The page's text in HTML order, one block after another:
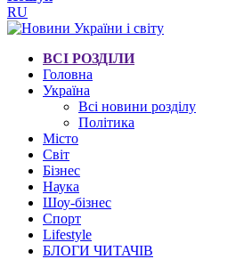
RU
ВСІ РОЗДІЛИ
Головна
Україна
Всі новини розділу
Політика
Місто
Світ
Бізнес
Наука
Шоу-бізнес
Спорт
Lifestyle
БЛОГИ ЧИТАЧІВ